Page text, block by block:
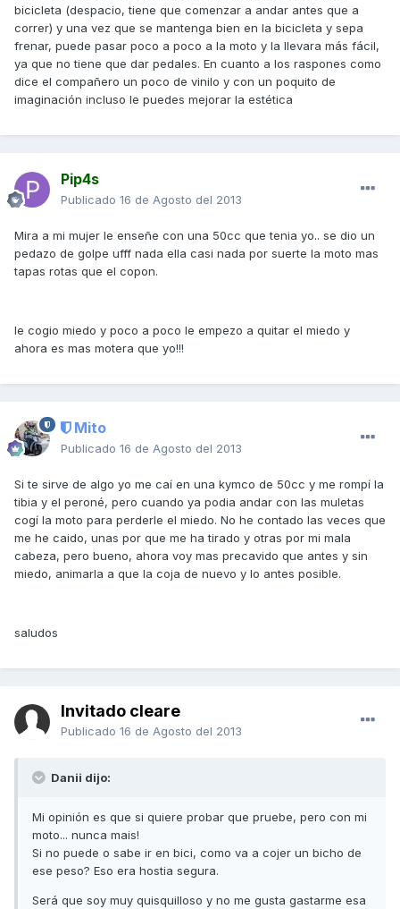
bicicleta (despacio, tiene que comenzar a andar antes que a
correr) y una vez que se mantenga bien en la bicicleta y sepa
frenar, puede pasar poco a poco a la moto y la llevara más fácil,
ya que no tiene que dar pedales. En cuanto a los raspones como
dice el compañero un poco de vinilo y con un poquito de
imaginación incluso le puedes mejorar la estética
Pip4s
Publicado 16 de Agosto del 2013
Mira a mi mujer le enseñe con una 50cc que tenia yo.. se dio un
pedazo de golpe ufff nada ella casi nada por suerte la moto mas
tapas rotas que el copon.
le cogio miedo y poco a poco le empezo a quitar el miedo y
ahora es mas motera que yo!!!
Mito
Publicado 16 de Agosto del 2013
Si te sirve de algo yo me caí en una kymco de 50cc y me rompí la
tibia y el peroné, pero cuando ya podia andar con las muletas
cogí la moto para perderle el miedo. No he contado las veces que
me he caido, unas por que me ha tirado y otras por mi mala
cabeza, pero bueno, ahora voy mas precavido que antes y sin
miedo, animarla a que la coja de nuevo y lo antes posible.
saludos
Invitado cleare
Publicado 16 de Agosto del 2013
Danii dijo:
Mi opinión es que si quiere probar que pruebe, pero con mi
moto... nunca mais!
Si no puede o sabe ir en bici, como va a cojer un bicho de
ese peso? Eso era hostia segura.
Será que soy muy quisquilloso y no me gusta gastarme esa